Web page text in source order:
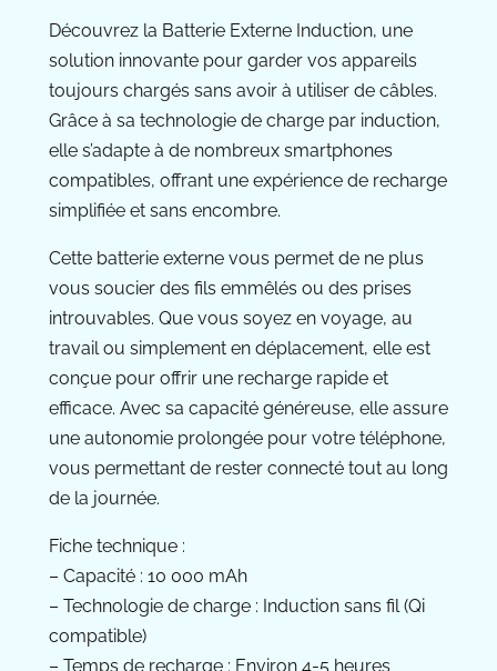
Découvrez la Batterie Externe Induction, une
solution innovante pour garder vos appareils
toujours chargés sans avoir à utiliser de câbles.
Grâce à sa technologie de charge par induction,
elle s’adapte à de nombreux smartphones
compatibles, offrant une expérience de recharge
simplifiée et sans encombre.
Cette batterie externe vous permet de ne plus
vous soucier des fils emmêlés ou des prises
introuvables. Que vous soyez en voyage, au
travail ou simplement en déplacement, elle est
conçue pour offrir une recharge rapide et
efficace. Avec sa capacité généreuse, elle assure
une autonomie prolongée pour votre téléphone,
vous permettant de rester connecté tout au long
de la journée.
Fiche technique :
– Capacité : 10 000 mAh
– Technologie de charge : Induction sans fil (Qi
compatible)
– Temps de recharge : Environ 4-5 heures